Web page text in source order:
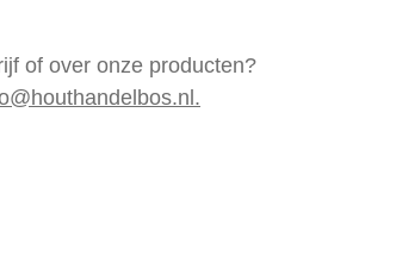
of over onze producten?